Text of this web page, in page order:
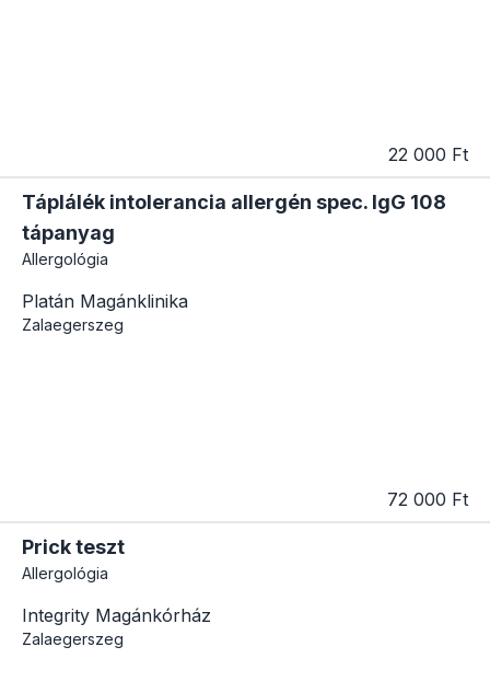
22 000 Ft
Táplálék intolerancia allergén spec. IgG 108
tápanyag
Allergológia
Platán Magánklinika
Zalaegerszeg
72 000 Ft
Prick teszt
Allergológia
Integrity Magánkórház
Zalaegerszeg